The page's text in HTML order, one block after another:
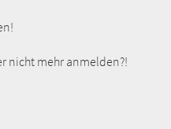
nicht mehr anmelden?!